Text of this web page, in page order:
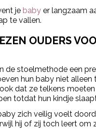
je baby er langzaam
te vallen.
OUDERS
de stoelmethode een
hun baby niet alleen
dat ze telkens moeten
totdat hun kindje
zich veilig voelt
hij of zij toch leert om